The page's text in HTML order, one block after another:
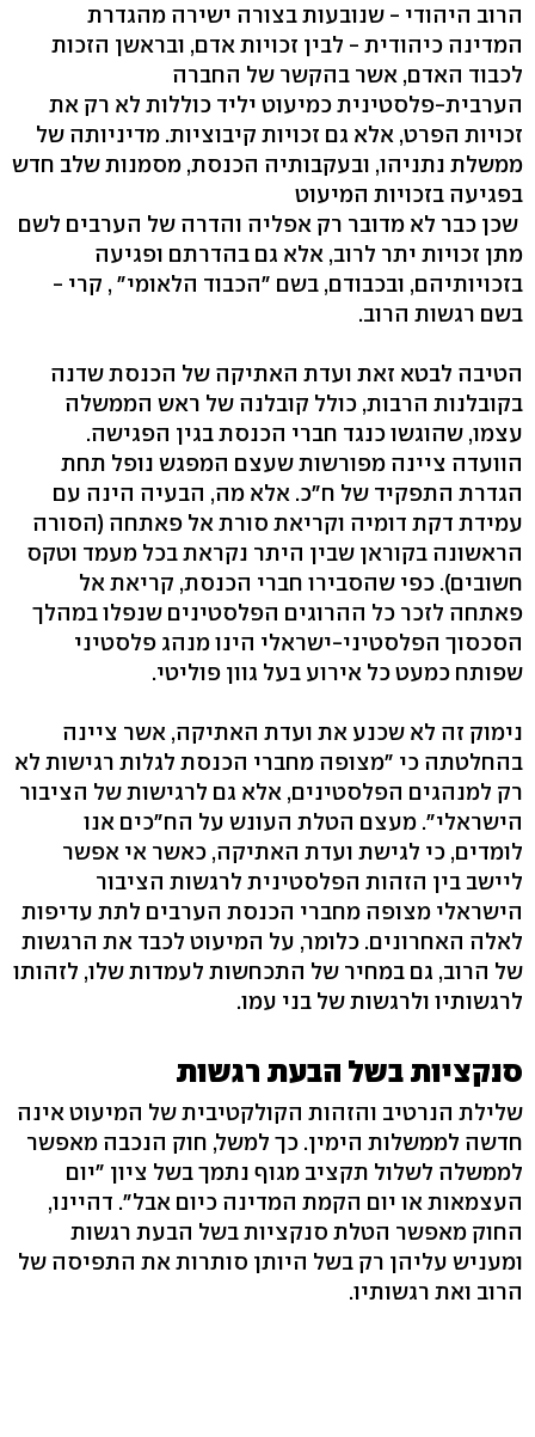
הרוב היהודי - שנובעות בצורה ישירה מהגדרת
המדינה כיהודית - לבין זכויות אדם, ובראשן הזכות
לכבוד האדם, אשר בהקשר של החברה
הערבית-פלסטינית כמיעוט יליד כוללות לא רק את
זכויות הפרט, אלא גם זכויות קיבוציות. מדיניותה של
ממשלת נתניהו, ובעקבותיה הכנסת, מסמנות שלב חדש
בפגיעה בזכויות המיעוט
שכן כבר לא מדובר רק אפליה והדרה של הערבים לשם
מתן זכויות יתר לרוב, אלא גם בהדרתם ופגיעה
בזכויותיהם, ובכבודם, בשם "הכבוד הלאומי" , קרי -
בשם רגשות הרוב.
הטיבה לבטא זאת ועדת האתיקה של הכנסת שדנה
בקובלנות הרבות, כולל קובלנה של ראש הממשלה
עצמו, שהוגשו כנגד חברי הכנסת בגין הפגישה.
הוועדה ציינה מפורשות שעצם המפגש נופל תחת
הגדרת התפקיד של ח"כ. אלא מה, הבעיה הינה עם
עמידת דקת דומיה וקריאת סורת אל פאתחה (הסורה
הראשונה בקוראן שבין היתר נקראת בכל מעמד וטקס
חשובים). כפי שהסבירו חברי הכנסת, קריאת אל
פאתחה לזכר כל ההרוגים הפלסטינים שנפלו במהלך
הסכסוך הפלסטיני-ישראלי הינו מנהג פלסטיני
שפותח כמעט כל אירוע בעל גוון פוליטי.
נימוק זה לא שכנע את ועדת האתיקה, אשר ציינה
בהחלטתה כי "מצופה מחברי הכנסת לגלות רגישות לא
רק למנהגים הפלסטינים, אלא גם לרגישות של הציבור
הישראלי". מעצם הטלת העונש על הח"כים אנו
לומדים, כי לגישת ועדת האתיקה, כאשר אי אפשר
ליישב בין הזהות הפלסטינית לרגשות הציבור
הישראלי מצופה מחברי הכנסת הערבים לתת עדיפות
לאלה האחרונים. כלומר, על המיעוט לכבד את הרגשות
של הרוב, גם במחיר של התכחשות לעמדות שלו, לזהותו
לרגשותיו ולרגשות של בני עמו.
סנקציות בשל הבעת רגשות
שלילת הנרטיב והזהות הקולקטיבית של המיעוט אינה
חדשה לממשלות הימין. כך למשל, חוק הנכבה מאפשר
לממשלה לשלול תקציב מגוף נתמך בשל ציון "יום
העצמאות או יום הקמת המדינה כיום אבל". דהיינו,
החוק מאפשר הטלת סנקציות בשל הבעת רגשות
ומעניש עליהן רק בשל היותן סותרות את התפיסה של
הרוב ואת רגשותיו.